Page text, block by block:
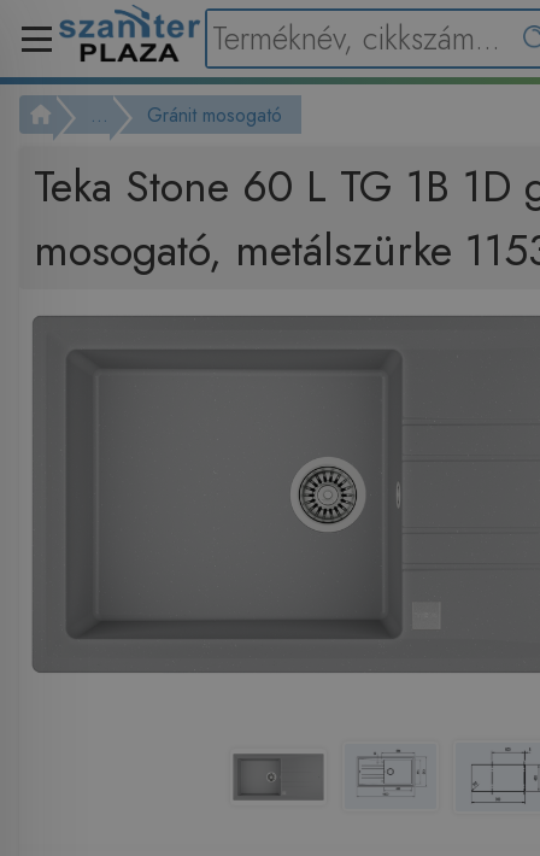
... Gránit mosogató
Teka Stone 60 L TG 1B 1D
mosogató, metálszürke